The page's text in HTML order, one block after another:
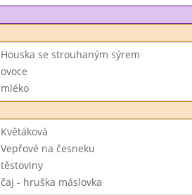
Houska se strouhaným sýrem
ovoce
mléko
Květáková
Vepřové na česneku
těstoviny
čaj - hruška máslovka